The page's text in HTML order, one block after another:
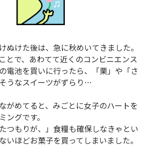
ぬけた後は、急に秋めいてきました。
とで、あわてて近くのコンビニエンス
電池を買いに行ったら、「栗」や「さ
うなスイーツがずらり…
がめてると、みごとに女子のハートを
ングです。
つもりが、」食糧も確保しなきゃとい
いほどお菓子を買ってしまいました。